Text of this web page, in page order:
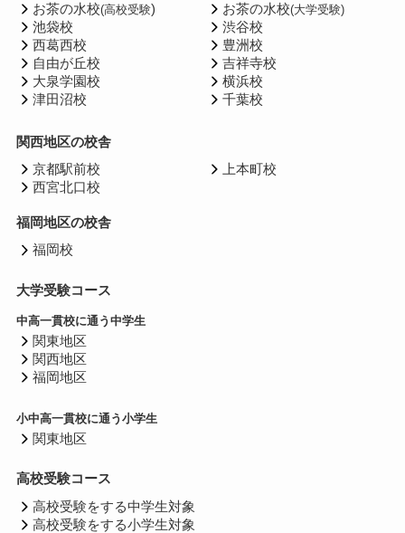
お茶の水校(高校受験)
池袋校
西葛西校
自由が丘校
大泉学園校
津田沼校
お茶の水校(大学受験)
渋谷校
豊洲校
吉祥寺校
横浜校
千葉校
関西地区の校舎
京都駅前校
西宮北口校
上本町校
福岡地区の校舎
福岡校
大学受験コース
中高一貫校に通う中学生
関東地区
関西地区
福岡地区
小中高一貫校に通う小学生
関東地区
高校受験コース
高校受験をする中学生対象
高校受験をする小学生対象